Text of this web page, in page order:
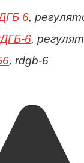
6,
6,
, rdgb-6